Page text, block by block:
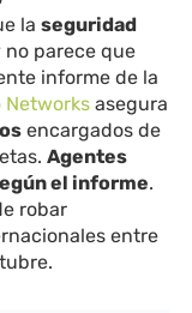
laseguridad
no parece que
informe de la
Networks asegura
encargados de
Agentes
el informe.
robar
entre